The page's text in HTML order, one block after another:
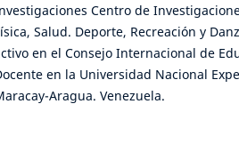
Centro de
Salud. Deporte, Recreación y
en el Consejo Internacional de
en la Universidad Nacional
Aragua. Venezuela.